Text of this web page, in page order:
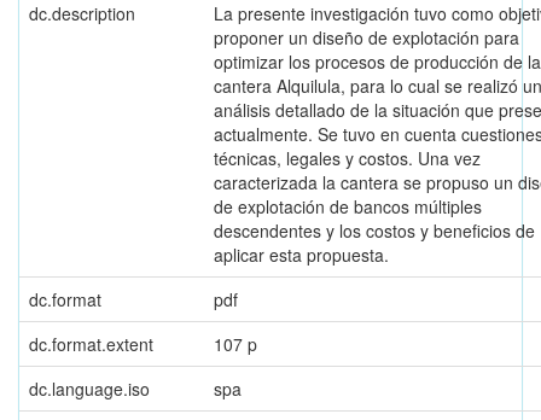
dc.description
La presente investigación tuvo como
proponer un diseño de explotación para
optimizar los procesos de producción de la
cantera Alquilula, para lo cual se realizó un
análisis detallado de la situación que
actualmente. Se tuvo en cuenta
técnicas, legales y costos. Una vez
caracterizada la cantera se propuso un
de explotación de bancos múltiples
descendentes y los costos y beneficios de
aplicar esta propuesta.
dc.format
pdf
dc.format.extent
107 p
dc.language.iso
spa